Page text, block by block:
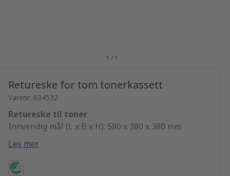
1 / 1
Retureske for tom tonerkassett
Varenr: 634532
Retureske til toner
Innvendig mål (L x B x H): 580 x 380 x 380 mm
Les mer